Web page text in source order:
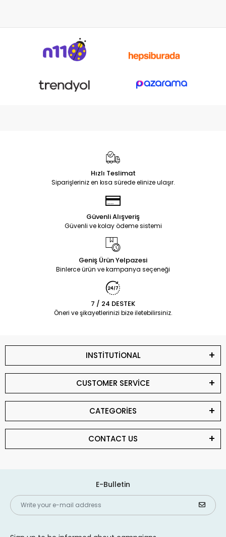
Hızlı Teslimat
Siparişleriniz en kısa sürede elinize ulaşır.
Güvenli Alışveriş
Güvenli ve kolay ödeme sistemi
Geniş Ürün Yelpazesi
Binlerce ürün ve kampanya seçeneği
7 / 24 DESTEK
Öneri ve şikayetlerinizi bize iletebilirsiniz.
INSTİTUTİONAL
CUSTOMER SERVİCE
CATEGORİES
CONTACT US
E-Bulletin